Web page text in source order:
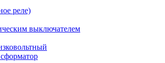
реле)
выключателем